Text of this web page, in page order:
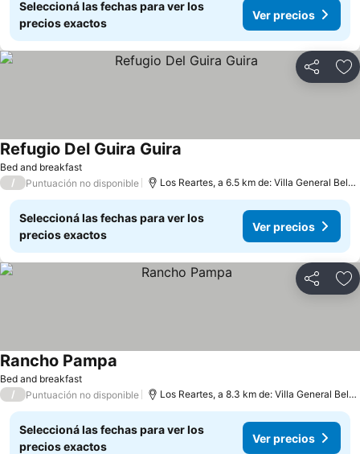
Seleccioná las fechas para ver los
precios exactos
Ver precios
Compartir
Bed and breakfast
Refugio Del Guira Guira
/ Puntuación no disponible Los Reartes, a 6.5 km de: Villa General
Seleccioná las fechas para ver los
precios exactos
Ver precios
Compartir
Bed and breakfast
Rancho Pampa
/ Puntuación no disponible Los Reartes, a 8.3 km de: Villa General
Seleccioná las fechas para ver los
precios exactos
Ver precios